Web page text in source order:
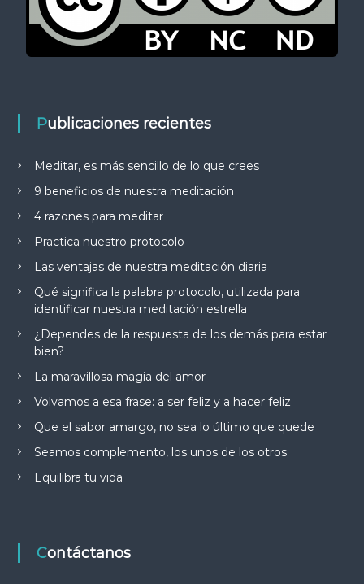
Publicaciones recientes
Meditar, es más sencillo de lo que crees
9 beneficios de nuestra meditación
4 razones para meditar
Practica nuestro protocolo
Las ventajas de nuestra meditación diaria
Qué significa la palabra protocolo, utilizada para
identificar nuestra meditación estrella
¿Dependes de la respuesta de los demás para estar
bien?
La maravillosa magia del amor
Volvamos a esa frase: a ser feliz y a hacer feliz
Que el sabor amargo, no sea lo último que quede
Seamos complemento, los unos de los otros
Equilibra tu vida
Contáctanos